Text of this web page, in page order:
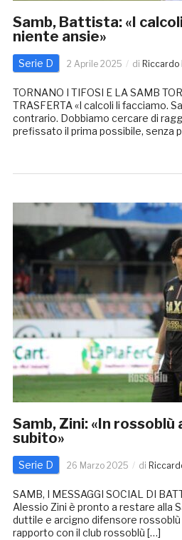
Samb, Battista: «I
niente ansie»
Serie D 2 Aprile 2025 di Riccardo
TORNANO I TIFOSI E LA SAMB
TRASFERTA «I calcoli li facciamo.
contrario. Dobbiamo cercare di
prefissato il prima possibile, senza
Samb, Zini: «In
subito»
Serie D 26 Marzo 2025 di
SAMB, I MESSAGGI SOCIAL DI
Alessio Zini è pronto a restare alla
duttile e arcigno difensore rossoblù
rapporto con il club rossoblù […]